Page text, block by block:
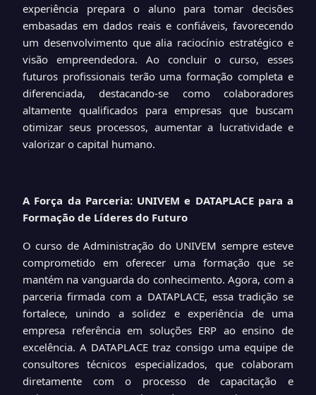
experiência prepara o aluno para tomar decisões
embasadas em dados reais e confiáveis, favorecendo
um desenvolvimento que alia raciocínio estratégico e
visão empreendedora. Ao concluir o curso, esses
futuros profissionais terão uma formação completa e
diferenciada, destacando-se como colaboradores
altamente qualificados para empresas que buscam
otimizar seus processos, aumentar a lucratividade e
valorizar o capital humano.
A Força da Parceria: UNIVEM e DATAPLACE para a
Formação de Líderes do Futuro
O curso de Administração do UNIVEM sempre esteve
comprometido em oferecer uma formação que se
mantém na vanguarda do conhecimento. Agora, com a
parceria firmada com a DATAPLACE, essa tradição se
fortalece, unindo a solidez e experiência de uma
empresa referência em soluções ERP ao ensino de
excelência. A DATAPLACE traz consigo uma equipe de
consultores técnicos especializados, que colaboram
diretamente com o processo de capacitação e